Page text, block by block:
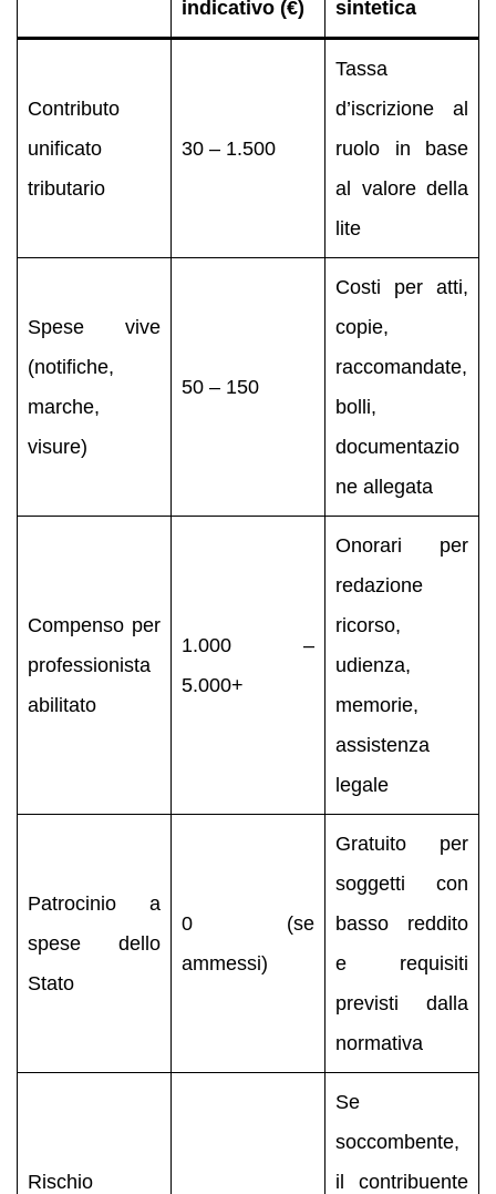
indicativo (€)
sintetica
Contributo
unificato
tributario
30 – 1.500
Tassa
d’iscrizione al
ruolo in base
al valore della
lite
Spese vive
(notifiche,
marche,
visure)
50 – 150
Costi per atti,
copie,
raccomandate,
bolli,
documentazio
ne allegata
Compenso per
professionista
abilitato
1.000 –
5.000+
Onorari per
redazione
ricorso,
udienza,
memorie,
assistenza
legale
Patrocinio a
spese dello
Stato
0 (se
ammessi)
Gratuito per
soggetti con
basso reddito
e requisiti
previsti dalla
normativa
Rischio
Se
soccombente,
il contribuente